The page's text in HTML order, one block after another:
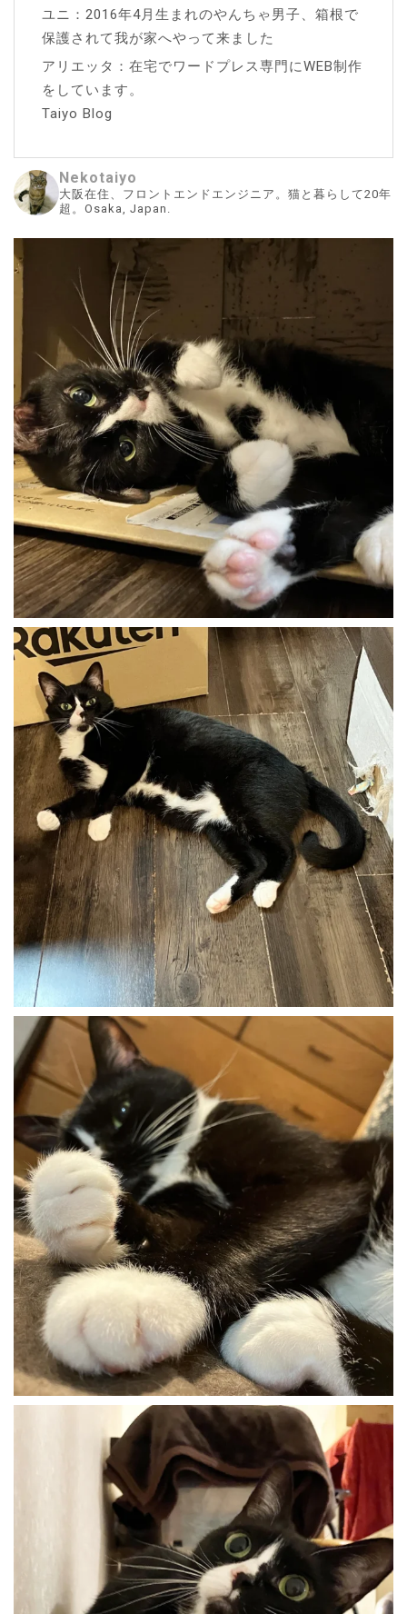
ユニ：2016年4月生まれのやんちゃ男子、箱根で
保護されて我が家へやって来ました
アリエッタ：在宅でワードプレス専門にWEB制作
をしています。
Taiyo Blog
Nekotaiyo
大阪在住、フロントエンドエンジニア。猫と暮らして20年
超。Osaka, Japan.